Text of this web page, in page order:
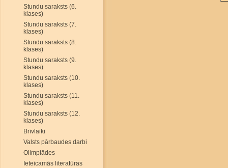
Stundu saraksts (6.
klases)
Stundu saraksts (7.
klases)
Stundu saraksts (8.
klases)
Stundu saraksts (9.
klases)
Stundu saraksts (10.
klases)
Stundu saraksts (11.
klases)
Stundu saraksts (12.
klases)
Brīvlaiki
Valsts pārbaudes darbi
Olimpiādes
Ieteicamās literatūras